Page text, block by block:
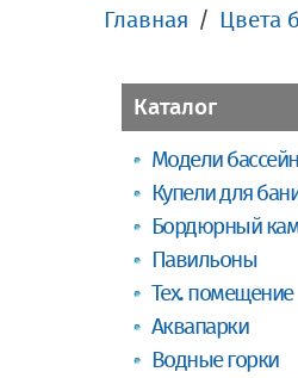
Главная Цвета
Каталог
Модели
Купели для
Бордюрный
Павильоны
Тех. помещение
Аквапарки
Водные горки